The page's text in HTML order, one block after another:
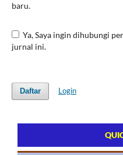
baru.
Ya, Saya ingin dihubungi permintaan mereview naskah pada
jurnal ini.
Daftar Login